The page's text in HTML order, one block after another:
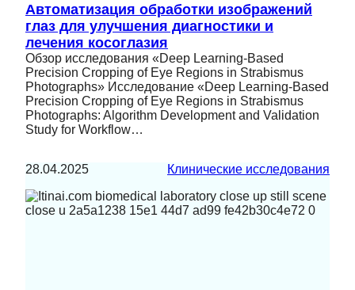
Автоматизация обработки изображений
глаз для улучшения диагностики и
лечения косоглазия
Обзор исследования «Deep Learning-Based
Precision Cropping of Eye Regions in Strabismus
Photographs» Исследование «Deep Learning-Based
Precision Cropping of Eye Regions in Strabismus
Photographs: Algorithm Development and Validation
Study for Workflow…
28.04.2025 Клинические исследования